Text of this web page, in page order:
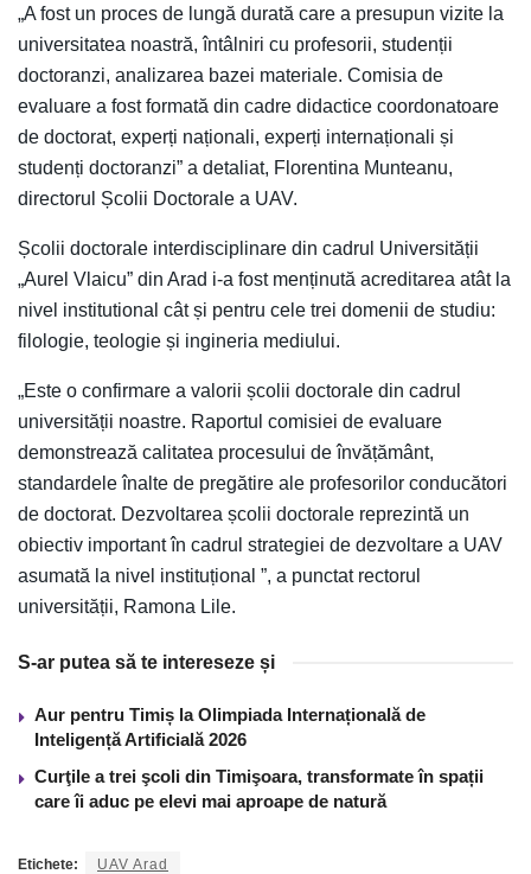
„A fost un proces de lungă durată care a presupun vizite la
universitatea noastră, întâlniri cu profesorii, studenții
doctoranzi, analizarea bazei materiale. Comisia de
evaluare a fost formată din cadre didactice coordonatoare
de doctorat, experți naționali, experți internaționali și
studenți doctoranzi” a detaliat, Florentina Munteanu,
directorul Școlii Doctorale a UAV.
Școlii doctorale interdisciplinare din cadrul Universității
„Aurel Vlaicu” din Arad i-a fost menținută acreditarea atât la
nivel institutional cât și pentru cele trei domenii de studiu:
filologie, teologie și ingineria mediului.
„Este o confirmare a valorii școlii doctorale din cadrul
universității noastre. Raportul comisiei de evaluare
demonstrează calitatea procesului de învățământ,
standardele înalte de pregătire ale profesorilor conducători
de doctorat. Dezvoltarea școlii doctorale reprezintă un
obiectiv important în cadrul strategiei de dezvoltare a UAV
asumată la nivel instituțional ”, a punctat rectorul
universității, Ramona Lile.
S-ar putea să te intereseze și
Aur pentru Timiș la Olimpiada Internațională de
Inteligență Artificială 2026
Curţile a trei şcoli din Timişoara, transformate în spații
care îi aduc pe elevi mai aproape de natură
Etichete: UAV Arad